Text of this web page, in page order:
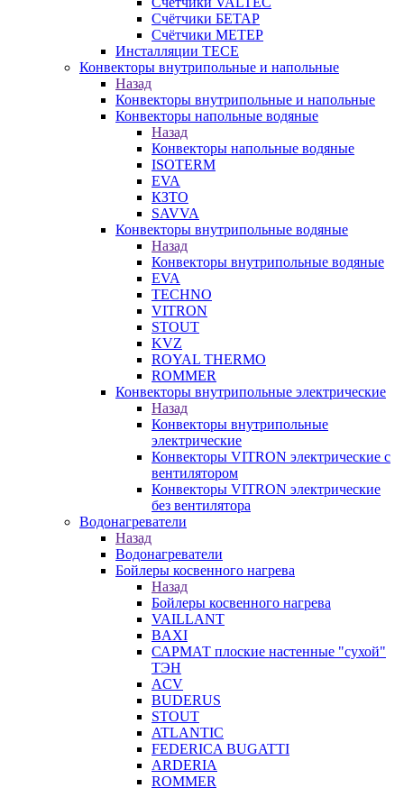
Счётчики БЕТАР
Счётчики МЕТЕР
Инсталляции TECE
Конвекторы внутрипольные и напольные
Назад
Конвекторы внутрипольные и напольные
Конвекторы напольные водяные
Назад
Конвекторы напольные водяные
ISOTERM
EVA
КЗТО
SAVVA
Конвекторы внутрипольные водяные
Назад
Конвекторы внутрипольные водяные
EVA
TECHNO
VITRON
STOUT
KVZ
ROYAL THERMO
ROMMER
Конвекторы внутрипольные электрические
Назад
Конвекторы внутрипольные
электрические
Конвекторы VITRON электрические с
вентилятором
Конвекторы VITRON электрические
без вентилятора
Водонагреватели
Назад
Водонагреватели
Бойлеры косвенного нагрева
Назад
Бойлеры косвенного нагрева
VAILLANT
BAXI
САРМАТ плоские настенные "сухой"
ТЭН
ACV
BUDERUS
STOUT
ATLANTIC
FEDERICA BUGATTI
ARDERIA
ROMMER